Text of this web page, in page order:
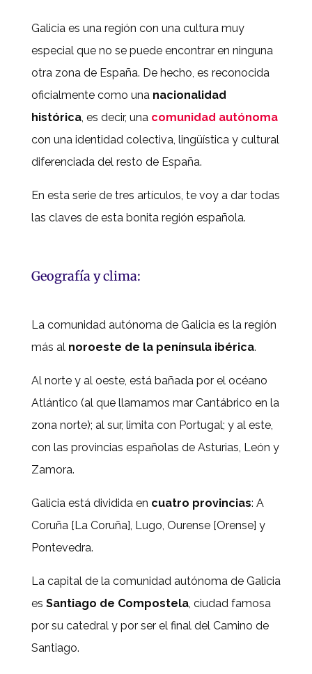
Galicia es una región con una cultura muy
especial que no se puede encontrar en ninguna
otra zona de España. De hecho, es reconocida
oficialmente como una nacionalidad
histórica, es decir, una comunidad autónoma
con una identidad colectiva, lingüística y cultural
diferenciada del resto de España.
En esta serie de tres artículos, te voy a dar todas
las claves de esta bonita región española.
Geografía y clima:
La comunidad autónoma de Galicia es la región
más al noroeste de la península ibérica.
Al norte y al oeste, está bañada por el océano
Atlántico (al que llamamos mar Cantábrico en la
zona norte); al sur, limita con Portugal; y al este,
con las provincias españolas de Asturias, León y
Zamora.
Galicia está dividida en cuatro provincias: A
Coruña [La Coruña], Lugo, Ourense [Orense] y
Pontevedra.
La capital de la comunidad autónoma de Galicia
es Santiago de Compostela, ciudad famosa
por su catedral y por ser el final del Camino de
Santiago.